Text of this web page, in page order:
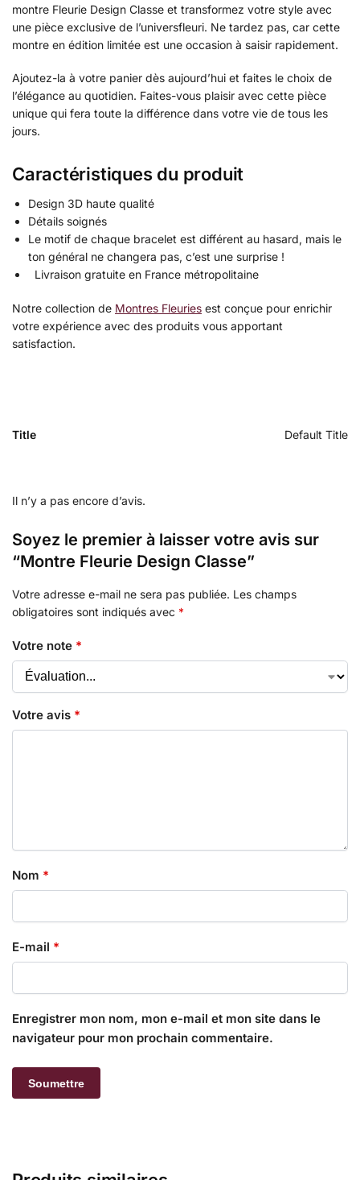
montre Fleurie Design Classe et transformez votre style avec
une pièce exclusive de l’universfleuri. Ne tardez pas, car cette
montre en édition limitée est une occasion à saisir rapidement.
Ajoutez-la à votre panier dès aujourd’hui et faites le choix de
l’élégance au quotidien. Faites-vous plaisir avec cette pièce
unique qui fera toute la différence dans votre vie de tous les
jours.
Caractéristiques du produit
Design 3D haute qualité
Détails soignés
Le motif de chaque bracelet est différent au hasard, mais le
ton général ne changera pas, c’est une surprise !
Livraison gratuite en France métropolitaine
Notre collection de Montres Fleuries est conçue pour enrichir
votre expérience avec des produits vous apportant
satisfaction.
Title Default Title
Il n’y a pas encore d’avis.
Soyez le premier à laisser votre avis sur
“Montre Fleurie Design Classe”
Votre adresse e-mail ne sera pas publiée. Les champs
obligatoires sont indiqués avec *
Votre note *
Votre avis *
Nom *
E-mail *
Enregistrer mon nom, mon e-mail et mon site dans le
navigateur pour mon prochain commentaire.